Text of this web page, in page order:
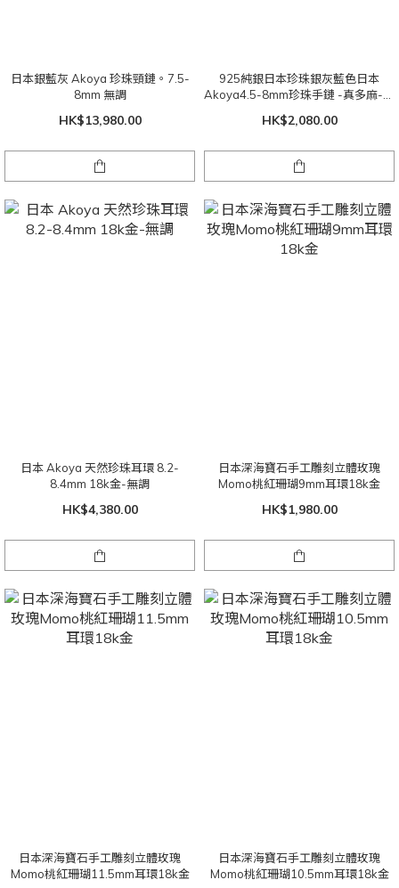
日本銀藍灰 Akoya 珍珠頸鏈。7.5-
8mm 無調
HK$13,980.00
925純銀日本珍珠銀灰藍色日本
Akoya4.5-8mm珍珠手鏈 -真多麻-無
HK$2,080.00
日本 Akoya 天然珍珠耳環 8.2-
8.4mm 18k金-無調
HK$4,380.00
日本深海寶石手工雕刻立體玫瑰
Momo桃紅珊瑚9mm耳環18k金
HK$1,980.00
日本深海寶石手工雕刻立體玫瑰
Momo桃紅珊瑚11.5mm耳環18k金
日本深海寶石手工雕刻立體玫瑰
Momo桃紅珊瑚10.5mm耳環18k金